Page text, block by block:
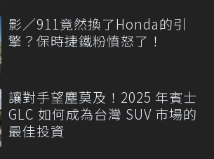
影／911竟然換了Honda的引
擎？保時捷鐵粉憤怒了！
讓對手望塵莫及！2025 年賓士
GLC 如何成為台灣 SUV 市場的
最佳投資